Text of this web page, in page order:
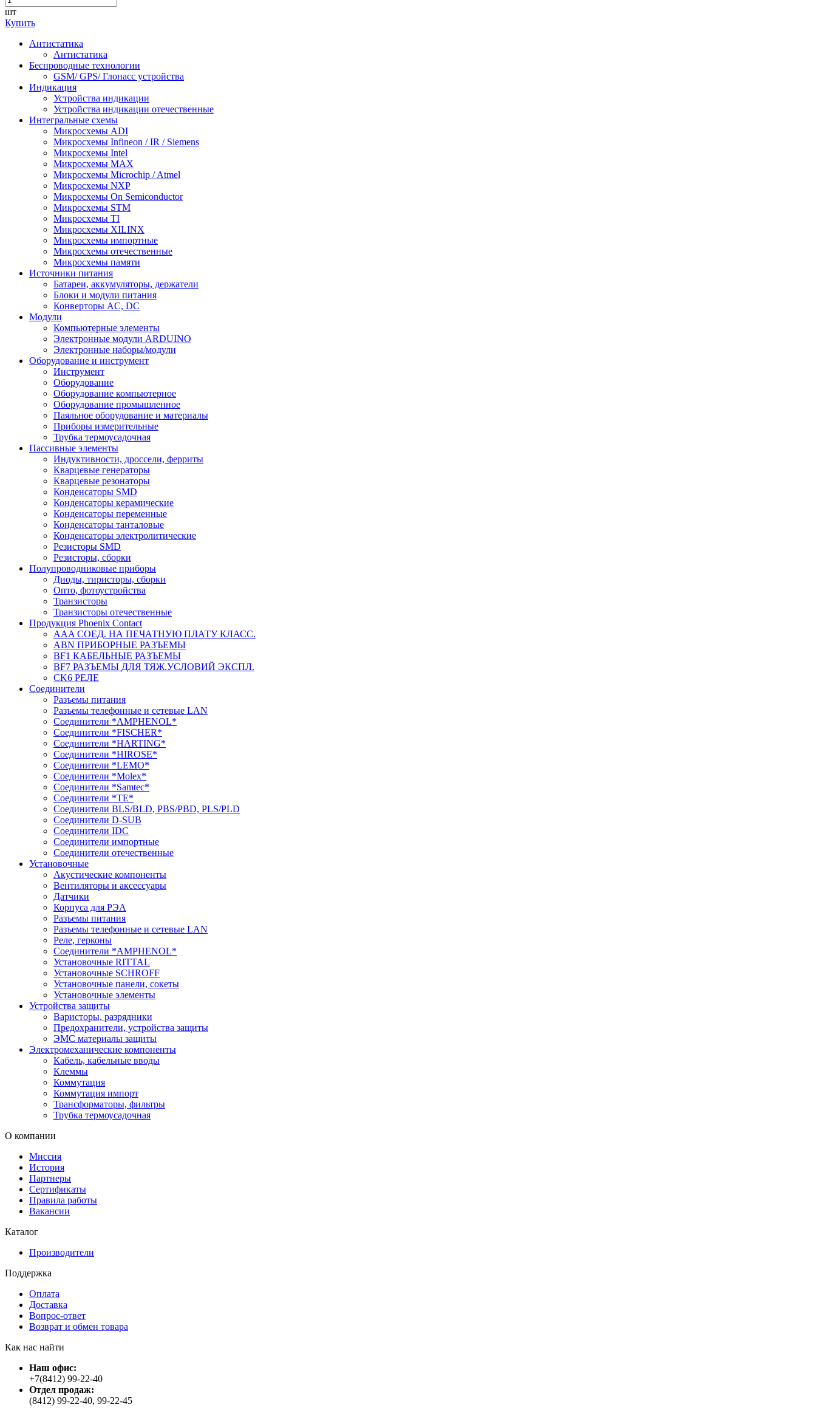
шт
Купить
Антистатика
Антистатика
Беспроводные технологии
GSM/ GPS/ Глонасс устройства
Индикация
Устройства индикации
Устройства индикации отечественные
Интегральные схемы
Микросхемы ADI
Микросхемы Infineon / IR / Siemens
Микросхемы Intel
Микросхемы MAX
Микросхемы Microchip / Atmel
Микросхемы NXP
Микросхемы On Semiconductor
Микросхемы STM
Микросхемы TI
Микросхемы XILINX
Микросхемы импортные
Микросхемы отечественные
Микросхемы памяти
Источники питания
Батареи, аккумуляторы, держатели
Блоки и модули питания
Конверторы AC, DC
Модули
Компьютерные элементы
Электронные модули ARDUINO
Электронные наборы/модули
Оборудование и инструмент
Инструмент
Оборудование
Оборудование компьютерное
Оборудование промышленное
Паяльное оборудование и материалы
Приборы измерительные
Трубка термоусадочная
Пассивные элементы
Индуктивности, дроссели, ферриты
Кварцевые генераторы
Кварцевые резонаторы
Конденсаторы SMD
Конденсаторы керамические
Конденсаторы переменные
Конденсаторы танталовые
Конденсаторы электролитические
Резисторы SMD
Резисторы, сборки
Полупроводниковые приборы
Диоды, тиристоры, сборки
Опто, фотоустройства
Транзисторы
Транзисторы отечественные
Продукция Phoenix Contact
AAA СОЕД. НА ПЕЧАТНУЮ ПЛАТУ КЛАСС.
ABN ПРИБОРНЫЕ РАЗЪЕМЫ
BF1 КАБЕЛЬНЫЕ РАЗЪЕМЫ
BF7 РАЗЪЕМЫ ДЛЯ ТЯЖ.УСЛОВИЙ ЭКСПЛ.
CK6 РЕЛЕ
Соединители
Разъемы питания
Разъемы телефонные и сетевые LAN
Соединители *AMPHENOL*
Соединители *FISCHER*
Соединители *HARTING*
Соединители *HIROSE*
Соединители *LEMO*
Соединители *Molex*
Соединители *Samtec*
Соединители *TE*
Соединители BLS/BLD, PBS/PBD, PLS/PLD
Соединители D-SUB
Соединители IDC
Соединители импортные
Соединители отечественные
Установочные
Акустические компоненты
Вентиляторы и аксессуары
Датчики
Корпуса для РЭА
Разъемы питания
Разъемы телефонные и сетевые LAN
Реле, герконы
Соединители *AMPHENOL*
Установочные RITTAL
Установочные SCHROFF
Установочные панели, сокеты
Установочные элементы
Устройства защиты
Варисторы, разрядники
Предохранители, устройства защиты
ЭМС материалы защиты
Электромеханические компоненты
Кабель, кабельные вводы
Клеммы
Коммутация
Коммутация импорт
Трансформаторы, фильтры
Трубка термоусадочная
О компании
Миссия
История
Партнеры
Сертификаты
Правила работы
Вакансии
Каталог
Производители
Поддержка
Оплата
Доставка
Вопрос-ответ
Возврат и обмен товара
Как нас найти
Наш офис:
+7(8412) 99-22-40
Отдел продаж:
(8412) 99-22-40, 99-22-45